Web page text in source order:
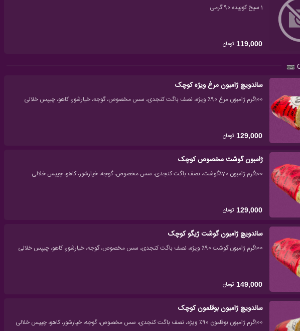
1 سیخ کوبیده 90 گرمی
119,000 تومان
ساندویچ ژامبون مرغ ویژه کوچک
100گرم ژامبون مرغ 90٪ ویژه، نصف باگت کنجدی، سس مخصوص، گوجه، خیارشور، کاهو، چیپس خلالی
129,000 تومان
ژامبون گوشت مخصوص کوچک
100گرم ژامبون 70٪گوشت، نصف باگت کنجدی، سس مخصوص، گوجه، خیارشور، کاهو، چیپس خلالی
129,000 تومان
ساندویچ ژامبون گوشت ژیگو کوچک
100گرم ژامبون گوشت 90٪ ویژه، نصف باگت کنجدی، سس مخصوص، گوجه، خیارشور، کاهو، چیپس خلالی
149,000 تومان
ساندویچ ژامبون بوقلمون کوچک
100گرم ژامبون بوقلمون 90٪ ویژه، نصف باگت کنجدی، سس مخصوص، گوجه، خیارشور، کاهو، چیپس خلالی